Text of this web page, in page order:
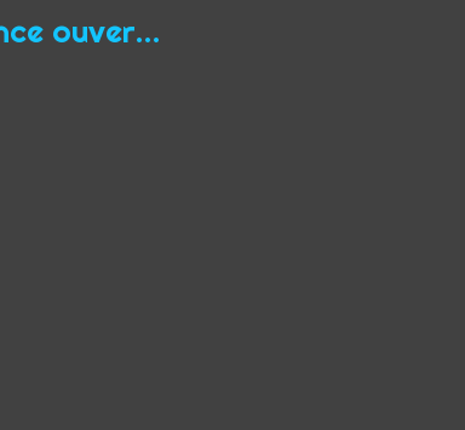
Conférence ouverte au public à Prague en mars dans le cadre de Focus Qeer 2026